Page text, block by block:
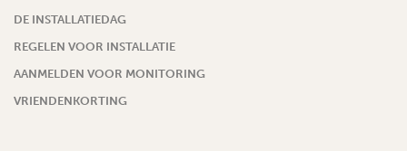
DE INSTALLATIEDAG
REGELEN VOOR INSTALLATIE
AANMELDEN VOOR MONITORING
VRIENDENKORTING